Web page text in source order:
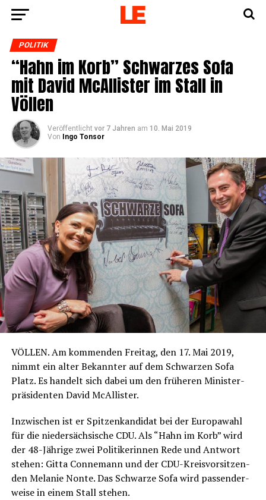
POLITIK
“Hahn im Korb” Schwar­zes Sofa
mit David McAl­lis­ter im Stall in
Völlen
Veröffentlicht vor 7 Jahren am 10. Mai 2019
Von
Ingo Tonsor
VÖLLEN. Am kom­men­den Frei­tag, den 17. Mai 2019,
nimmt ein alter Bekann­ter auf dem Schwar­zen Sofa
Platz. Es han­delt sich dabei um den frü­he­ren Minis­ter­
prä­si­den­ten David McAllister.
Inzwi­schen ist er Spit­zen­kan­di­dat bei der Euro­pa­wahl
für die nie­der­säch­si­sche CDU. Als “Hahn im Korb” wird
der 48-Jäh­ri­ge zwei Poli­ti­ke­rin­nen Rede und Ant­wort
ste­hen: Git­ta Con­ne­mann und der CDU-Kreis­vor­sit­zen­
den Mela­nie Non­te. Das Schwar­ze Sofa wird pas­sen­der­
wei­se in einem Stall stehen.